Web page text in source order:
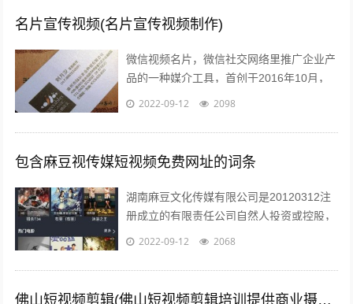
名片宣传视频(名片宣传视频制作)
微信视频名片，微信社交网络里推广企业产
品的一种媒介工具，首创于2016年10月，
由云视界择优推出用以帮助企业提升客咨量
2022-09-12 2098
包含麻豆视传媒短视频免费网址的词条
湖南麻豆文化传媒有限公司是20120312注
册成立的有限责任公司自然人投资或控股，
注册地址位于长沙市望城区高塘岭街道高塘
2022-09-12 2068
佛山短视频剪辑(佛山短视频剪辑培训提供商业摄影培训服务)